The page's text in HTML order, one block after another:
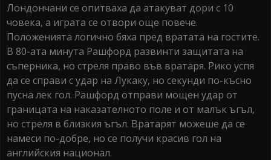
Лондончани се опитваха да атакуват дори с 10
човека, а играта се отвори още повече.
Положенията логично бяха пред вратата на гостите.
В 80-ата минута Рашфорд развинти защитата на
съперника, но стреля право във вратаря. Рико успя
да се справи с удар на Лукаку, но секунди по-късно
пусна лек гол. Рашфорд отправи мощен удар от
границата на наказателното поле и от малък ъгъл,
но стреля в близкия ъгъл. Вратарят можеше да се
намеси по-добре, но се получи красив гол на
английския национал.